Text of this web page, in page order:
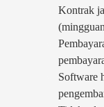
Kontrak
Software